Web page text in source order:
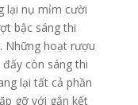
lại nụ mỉm cười
bậc sáng thi
Những hoạt rượu
còn sáng thi
lại tất cả phần
gỡ với gắn kết